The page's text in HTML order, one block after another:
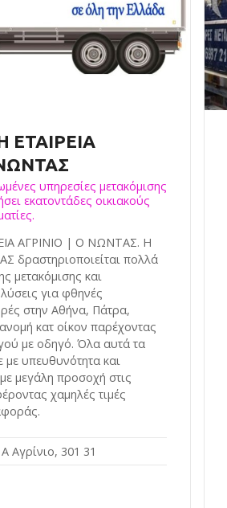
υπηρεσίες μετακόμισης
εκατοντάδες οικιακούς
ΑΓΡΙΝΙΟ | Ο ΝΩΝΤΑΣ. H
δραστηριοποιείται πολλά
μετακόμισης και
για φθηνές
στην Αθήνα, Πάτρα,
κατ οίκον παρέχοντας
με οδηγό. Όλα αυτά τα
με υπευθυνότητα και
μεγάλη προσοχή στις
χαμηλές τιμές
Αγρίνιο, 301 31